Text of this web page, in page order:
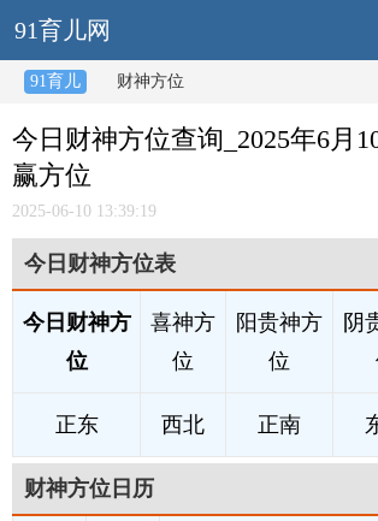
91育儿网
91育儿 财神方位
今日财神方位查询_2025年6月
赢方位
2025-06-10 13:39:19
今日财神方位表
今日财神方
位
喜神方
位
阳贵神方
位
阴
正东 西北 正南
财神方位日历